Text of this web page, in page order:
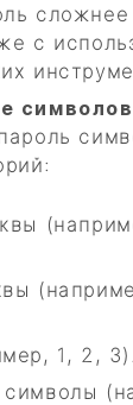
сложнее
с
1, 2, 3).